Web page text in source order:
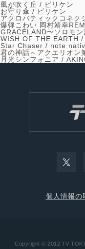
風が吹く丘 / ビリケン
お守り傘 / ビリケン
アクロバティックコネク
爆弾こわい 岡村靖幸
GRACELAND〜ソロモ
WISH OF THE EARTH /
Star Chaser / note
君の神話～アクエリオン
月光シンフォニア /
個人情報の
Copyright © 2012 TV